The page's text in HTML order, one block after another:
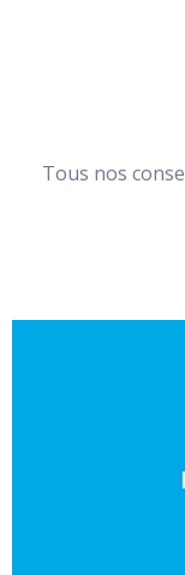
Tous nos